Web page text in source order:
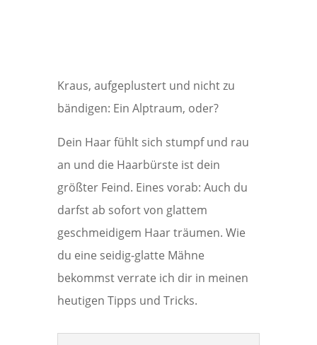
Kraus, aufgeplustert und nicht zu
bändigen: Ein Alptraum, oder?
Dein Haar fühlt sich stumpf und rau
an und die Haarbürste ist dein
größter Feind. Eines vorab: Auch du
darfst ab sofort von glattem
geschmeidigem Haar träumen. Wie
du eine seidig-glatte Mähne
bekommst verrate ich dir in meinen
heutigen Tipps und Tricks.